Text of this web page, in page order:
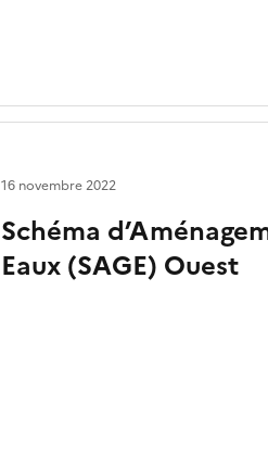
Schéma
Eaux (SAGE) Ouest
16 novembre 2022